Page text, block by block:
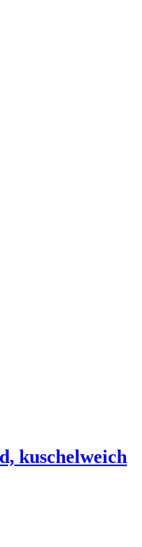
kuschelweich